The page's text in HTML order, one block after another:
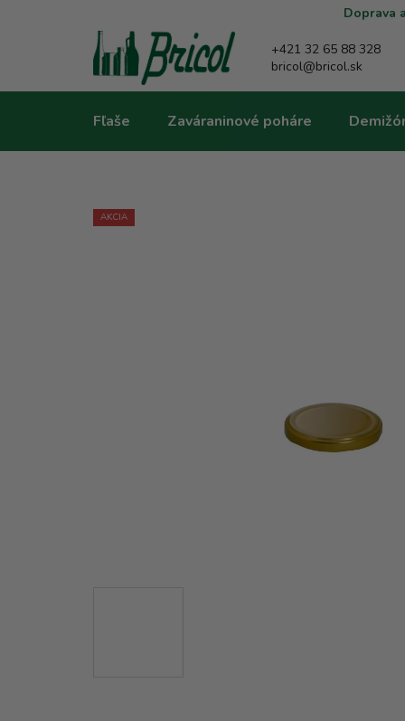
Doprava
+421 32 65 88 328
bricol@bricol.sk
Fľaše Zaváraninové poháre
AKCIA